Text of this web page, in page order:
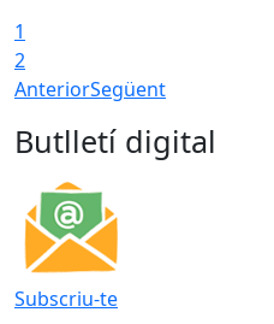
1
2
AnteriorSegüent
Butlletí digital
Subscriu-te